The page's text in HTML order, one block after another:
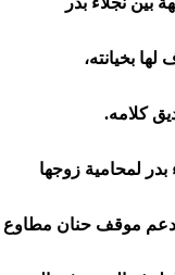
لها بخيانته،
كلامه.
بدر لمحامية زوجها
موقف حنان مطاوع